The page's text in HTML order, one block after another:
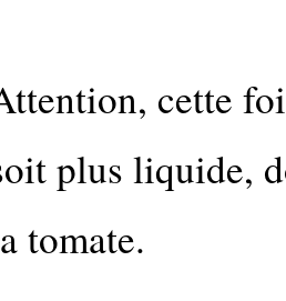
cette
plus liquide,
tomate.